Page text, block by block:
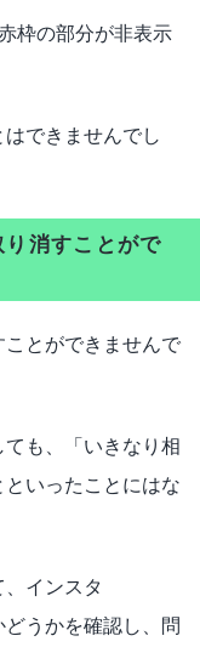
枠の部分が非表示
できませんでし
消すことがで
とができませんで
も、「いきなり相
いったことにはな
インスタ
うかを確認し、問